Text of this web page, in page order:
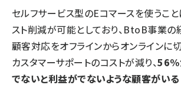
セルフサービス型のEコマースを使うこ
スト削減が可能としており、BtoB事業
顧客対応をオフラインからオンラインに切
カスタマーサポートのコストが減り、56%
でないと利益がでないような顧客がいる